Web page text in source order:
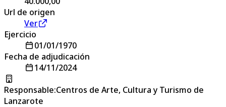
Url de origen
Ver
Ejercicio
01/01/1970
Fecha de adjudicación
14/11/2024
Responsable:Centros de Arte, Cultura y Turismo de
Lanzarote